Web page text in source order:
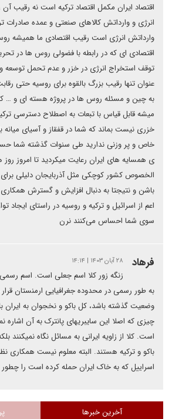
اقتصاد ایران مکمل اقتصاد ترکیه است نه رقیب آن
انرژی و وارداتش کالاهای صنعتی و عمده صادرات
وارداتش انرژی است رقیب اقتصادی ما همیشه
اقتصادی ای که در رابطه با فضولی روس ها در
توقف استخراج انرژی در خزر و عدم تحمل توسعه و
عنوان تنها رقیب بزرگ بالقوه برای روسیه حتی
به چین و مسئله روس ها در پروژه هسته ای و …
میشه قابل قیاس با تبعات به اصطلاح دسترسی ترکیه
خزری نیست بماند که شما در قفقاز و آسیای میانه
خاص و پر وزنی ندارید طی سنوات گذشته شما
ی همسایه های ایران رعایت میکردید تا امروز
الخصوص کشور کوچکی مثل آذربایجان دلیلی
باشن و نتیجتا به دنبال افزایش و گسترش
اعم از اسرائیل و ترکیه و روسیه در راستای ایجاد
سوی شما احساس می‌کنند نرن
فرهاد ۲۸ آبان ۱۴۰۳ | ۱۴:۱۴
زنگه زور کلا اسم جعلی است. اسم
به طور رسمی در محدوده جغرافیایی ارمنستان قرار
وضعیت گذشته باشد، کل با‌کو و نخجوان به ایران
چیزی که اصلا این سایبریهای پانترک به آن اشاره
است. کلا از زاویه ایرانی به مسائل نگاه نمیکنند
باکو و ترکیه هستند. البته معلوم نیست همکاری
اسراییل که به خاک ایران حمله کرده است را
آخرین خبرها